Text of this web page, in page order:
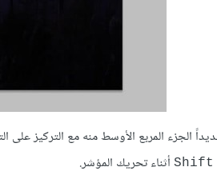
Shift أثناء تحريك المؤشر.